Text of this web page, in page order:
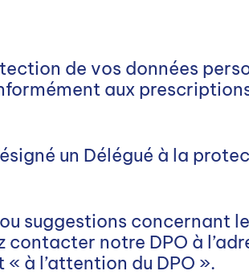
de vos données
aux
un Délégué à la
suggestions concernant
notre DPO à
à l’attention du DPO ».